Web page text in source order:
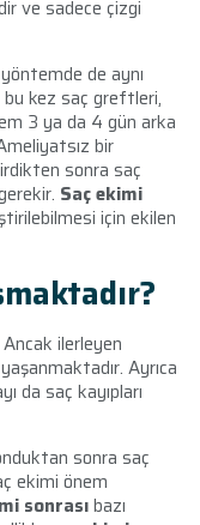
ve sadece çizgi
de aynı
bu kez saç greftleri,
3 ya da 4 gün arka
bir
sonra saç
Saç ekimi
için ekilen
ilerleyen
Ayrıca
da saç kayıpları
sonra saç
ekimi önem
sonrasıbazı